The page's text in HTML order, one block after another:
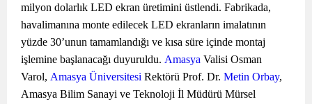
milyon dolarlık LED ekran üretimini üstlendi. Fabrikada,
havalimanına monte edilecek LED ekranların imalatının
yüzde 30’unun tamamlandığı ve kısa süre içinde montaj
işlemine başlanacağı duyuruldu. Amasya Valisi Osman
Varol, Amasya Üniversitesi Rektörü Prof. Dr. Metin Orbay,
Amasya Bilim Sanayi ve Teknoloji İl Müdürü Mürsel